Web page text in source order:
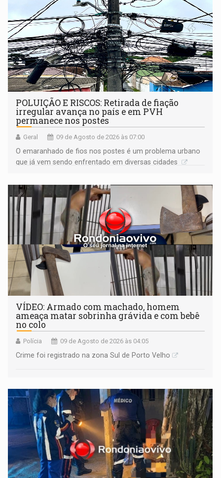
POLUIÇÃO E RISCOS: Retirada de fiação
irregular avança no país e em PVH
permanece nos postes
Geral 09 de Agosto de 2026 às 07:00
O emaranhado de fios nos postes é um problema urbano
que já vem sendo enfrentado em diversas cidades
VÍDEO: Armado com machado, homem
ameaça matar sobrinha grávida e com bebê
no colo
Polícia 09 de Agosto de 2026 às 04:05
Crime foi registrado na zona Sul de Porto Velho